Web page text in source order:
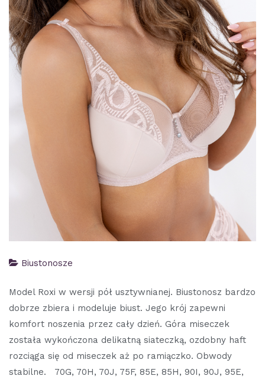
Biustonosze
Model Roxi w wersji pół usztywnianej. Biustonosz bardzo
dobrze zbiera i modeluje biust. Jego krój zapewni
komfort noszenia przez cały dzień. Góra miseczek
została wykończona delikatną siateczką, ozdobny haft
rozciąga się od miseczek aż po ramiączko. Obwody
stabilne. 70G, 70H, 70J, 75F, 85E, 85H, 90I, 90J, 95E,